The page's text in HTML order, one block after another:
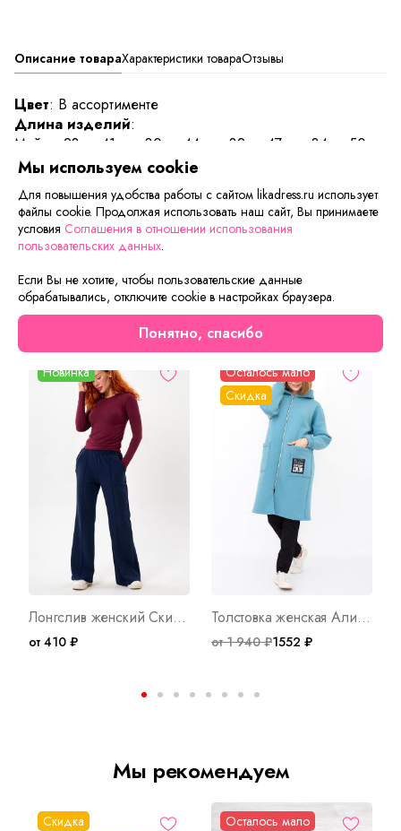
Описание товараХарактеристики товараОтзывы
Цвет: В ассортименте
Длина изделий:
Майка: 28р - 41 см, 30р - 44 см, 32р - 47 см, 34р - 50
см, 36р - 53 см.
Трусы: 28р - 8 см, 30р - 8,5 см, 32р - 9 см, 34р - 10 см,
36р - 10,5 см.
Детский комплект нижнего белья. В комплекте майка и
Сейчас на сайте смотрят
Новинка
Лонгслив женский Скимс Б Арт. 10773
от 410 ₽
Осталось мало
Скидка
Толстовка женская Алина Арт. 8677
от 1 940 ₽1552 ₽
Мы рекомендуем
Скидка Осталось мало
Мы используем cookie
Для повышения удобства работы с сайтом likadress.ru использует
файлы cookie. Продолжая использовать наш сайт, Вы принимаете
условия Соглашения в отношении использования
пользовательских данных.
Если Вы не хотите, чтобы пользовательские данные
обрабатывались, отключите cookie в настройках браузера.
Понятно, спасибо